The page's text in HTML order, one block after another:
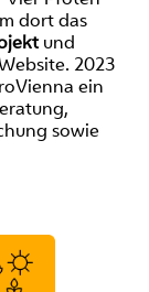
dort das
und
2023
ein
sowie